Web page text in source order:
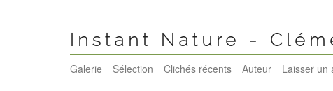
Instant Nature -
Galerie Sélection Clichés récents Auteur Laisser un